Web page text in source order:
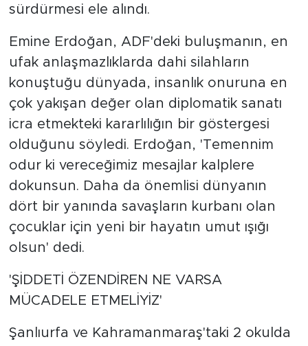
sürdürmesi ele alındı.
Emine Erdoğan, ADF'deki buluşmanın, en
ufak anlaşmazlıklarda dahi silahların
konuştuğu dünyada, insanlık onuruna en
çok yakışan değer olan diplomatik sanatı
icra etmekteki kararlılığın bir göstergesi
olduğunu söyledi. Erdoğan, 'Temennim
odur ki vereceğimiz mesajlar kalplere
dokunsun. Daha da önemlisi dünyanın
dört bir yanında savaşların kurbanı olan
çocuklar için yeni bir hayatın umut ışığı
olsun' dedi.
'ŞİDDETİ ÖZENDİREN NE VARSA
MÜCADELE ETMELİYİZ'
Şanlıurfa ve Kahramanmaraş'taki 2 okulda